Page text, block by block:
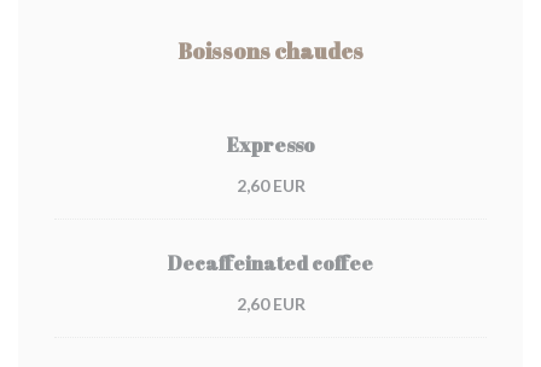
Boissons chaudes
Expresso
2,60 EUR
Decaffeinated coffee
2,60 EUR